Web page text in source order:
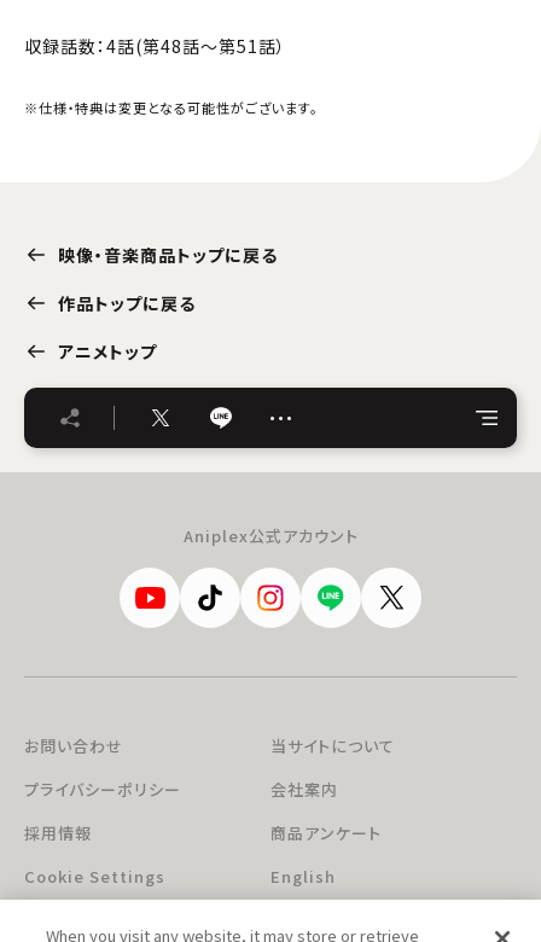
収録話数：4話(第48話～第51話）
※仕様・特典は変更となる可能性がございます。
映像・音楽商品トップに戻る
作品トップに戻る
アニメトップ
…
Aniplex公式アカウント
お問い合わせ
当サイトについて
プライバシーポリシー
会社案内
採用情報
商品アンケート
Cookie Settings
English
When you visit any website, it may store or retrieve